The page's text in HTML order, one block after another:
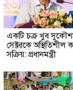
একটি চক্র খুব
সেক্টরকে অস্থিতিশীল
সক্রিয়: প্রধানমন্ত্রী